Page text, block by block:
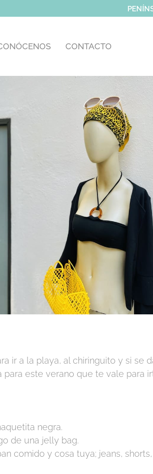
CONTACTO
ir a la playa, al chiringuito y si se
para este verano que te vale para
negra.
de una jelly bag.
comido y cosa tuya; jeans,